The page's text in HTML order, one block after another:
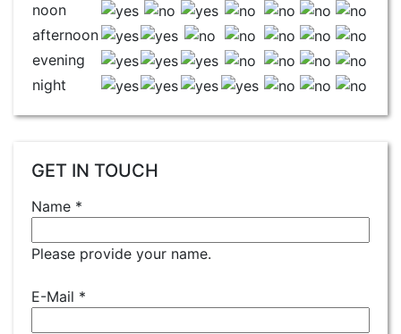
noon
afternoon
evening
night
GET IN TOUCH
Name *
Please provide your name.
E-Mail *